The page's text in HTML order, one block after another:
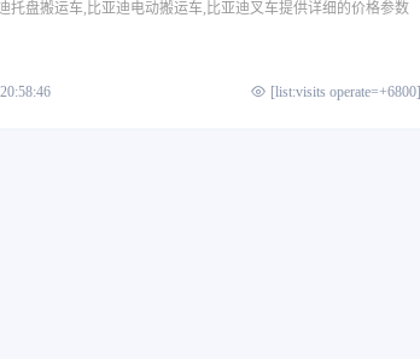
托盘搬运车,比亚迪电动搬运车,比亚迪叉车提供详细的价格参数
[list:visits operate=+6800]